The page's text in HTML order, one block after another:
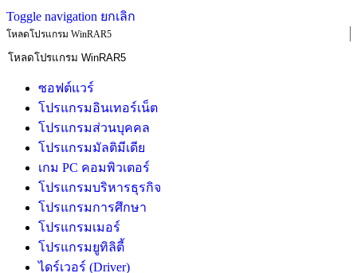
Toggle navigation ยกเลิก
โหลดโปรแกรม WinRAR5
ซอฟต์แวร์
โปรแกรมอินเทอร์เน็ต
โปรแกรมส่วนบุคคล
โปรแกรมมัลติมีเดีย
เกม PC คอมพิวเตอร์
โปรแกรมบริหารธุรกิจ
โปรแกรมการศึกษา
โปรแกรมเมอร์
โปรแกรมยูทิลิตี้
ไดร์เวอร์ (Driver)